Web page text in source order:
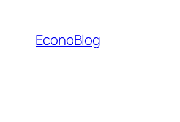
contenido
EconoBlog